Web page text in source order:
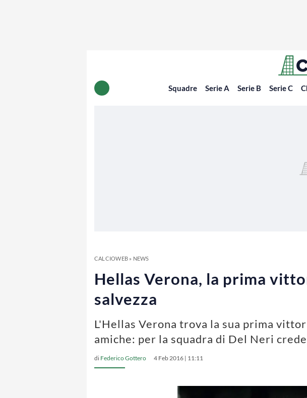
Squadre Serie A Serie B Serie C
CALCIOWEB» NEWS
Hellas Verona, la prima
salvezza
L'Hellas Verona trova la sua prima
amiche: per la squadra di Del Neri
di Federico Gottero 4 Feb 2016 | 11:11